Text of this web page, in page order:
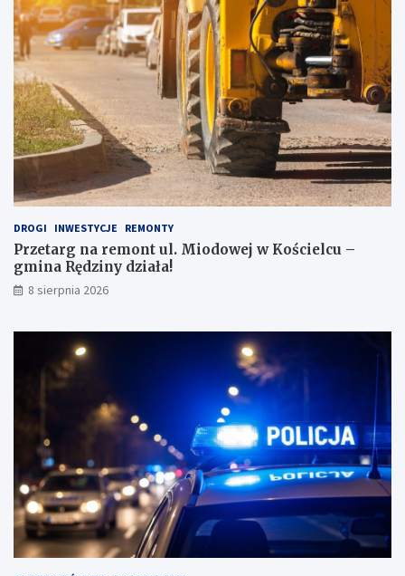
d
ę
p
o
J
a
p
o
n
i
!
ł
o
d
z
i
e
ż
o
w
e
DROGI INWESTYCJE REMONTY
Przetarg na remont ul. Miodowej w Kościelcu –
gmina Rędziny działa!
8 sierpnia 2026